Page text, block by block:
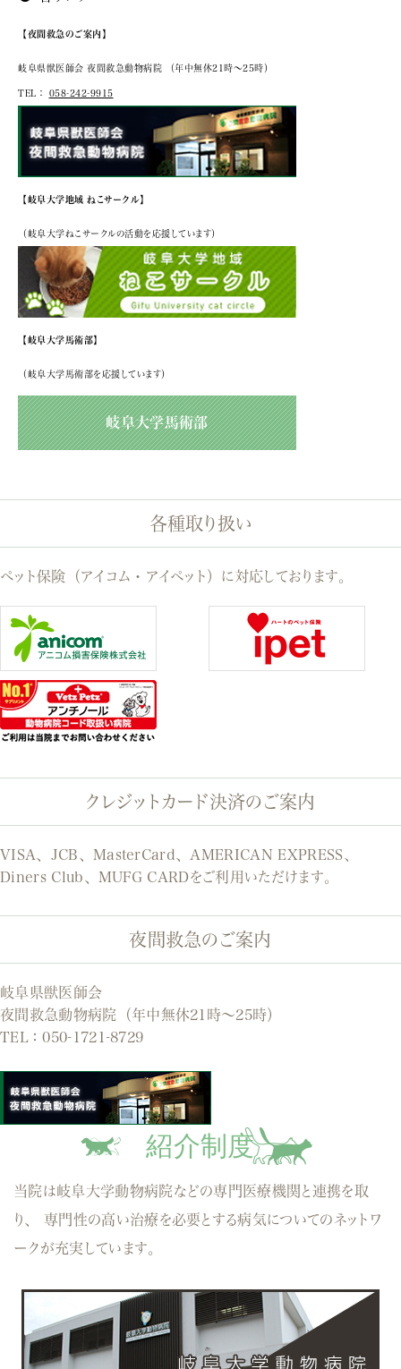
【夜間救急のご案内】
岐阜県獣医師会 夜間救急動物病院 （年中無休21時～25時）
TEL： 058-242-9915
【岐阜大学地域 ねこサークル】
（岐阜大学ねこサークルの活動を応援しています）
【岐阜大学馬術部】
（岐阜大学馬術部を応援しています）
岐阜大学馬術部
各種取り扱い
ペット保険（アイコム・アイペット）に対応しております。
クレジットカード決済のご案内
VISA、JCB、MasterCard、AMERICAN EXPRESS、
Diners Club、MUFG CARDをご利用いただけます。
夜間救急のご案内
岐阜県獣医師会
夜間救急動物病院（年中無休21時～25時）
TEL：050-1721-8729
紹介制度
当院は岐阜大学動物病院などの専門医療機関と連携を取
り、
専門性の高い治療を必要とする病気についてのネットワ
ークが充実しています。